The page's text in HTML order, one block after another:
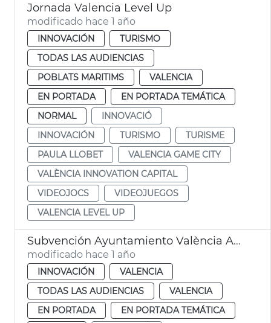
Jornada Valencia Level Up
modificado hace 1 año
INNOVACIÓN
TURISMO
TODAS LAS AUDIENCIAS
POBLATS MARITIMS
VALENCIA
EN PORTADA
EN PORTADA TEMÁTICA
NORMAL
INNOVACIÓ
INNOVACIÓN
TURISMO
TURISME
PAULA LLOBET
VALENCIA GAME CITY
VALÈNCIA INNOVATION CAPITAL
VIDEOJOCS
VIDEOJUEGOS
VALENCIA LEVEL UP
Subvención Ayuntamiento València Acadèmia Valenciana Audiovisual
modificado hace 1 año
INNOVACIÓN
VALENCIA
TODAS LAS AUDIENCIAS
VALENCIA
EN PORTADA
EN PORTADA TEMÁTICA